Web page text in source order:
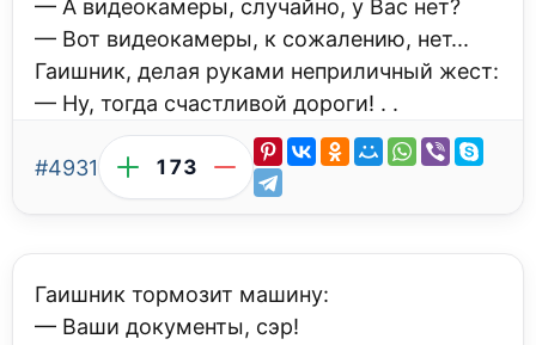
— А видеокамеры, случайно, у Вас нет?
— Вот видеокамеры, к сожалению, нет...
Гаишник, делая руками неприличный жест:
— Ну, тогда счастливой дороги! . .
#4931 173
Гаишник тормозит машину:
— Ваши документы, сэр!